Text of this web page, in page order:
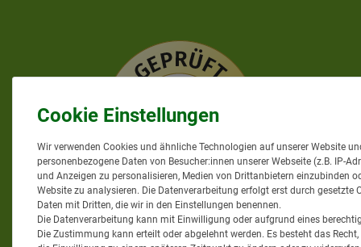
Google Bewertungen
Wir verwenden Cookies und ähnliche Technologien auf unserer Website
personenbezogene Daten von Besucher:innen unserer Webseite (z.B. IP-
und Anzeigen zu personalisieren, Medien von Drittanbietern einzubinden
Website zu analysieren. Die Datenverarbeitung erfolgt erst durch gesetzte
Daten mit Dritten, die wir in den Einstellungen benennen.
Die Datenverarbeitung kann mit Einwilligung oder aufgrund eines
Die Zustimmung kann erteilt oder abgelehnt werden. Es besteht das